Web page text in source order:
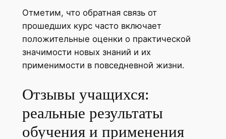
Отметим, что обратная связь от
прошедших курс часто включает
положительные оценки о практической
значимости новых знаний и их
применимости в повседневной жизни.
Отзывы учащихся:
реальные результаты
обучения и применения